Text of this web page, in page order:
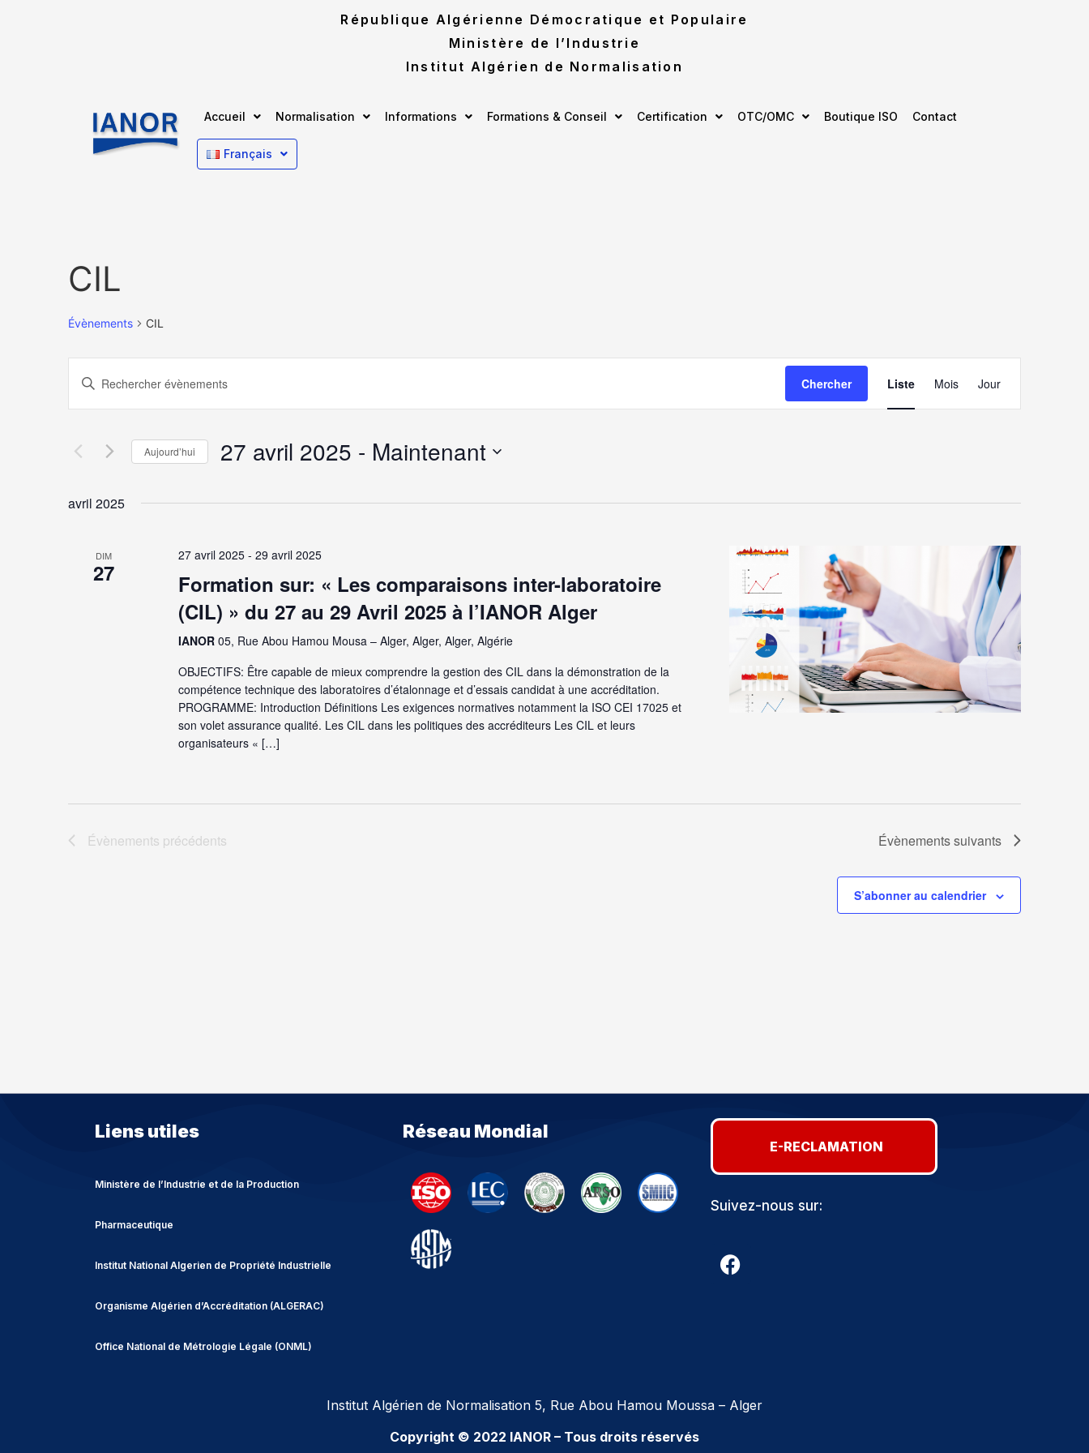
République Algérienne Démocratique et Populaire
Ministère de l’Industrie
Institut Algérien de Normalisation
Accueil Normalisation Informations Formations & Conseil Certification OTC/OMC Boutique ISO Contact
Français
CIL
Évènements CIL
Recherche
et
navigation
de
vues
Saisir
mot-
Rechercher
mot-
Chercher
de
Liste Mois Jour
Aujourd’hui 27 avril 2025 - Maintenant
date.
avril 2025
DIM
27
27 avril 2025- 29 avril 2025
Formation sur: « Les comparaisons inter-laboratoire
(CIL) » du 27 au 29 Avril 2025 à l’IANOR Alger
IANOR 05, Rue Abou Hamou Mousa – Alger, Alger, Alger, Algérie
OBJECTIFS: Être capable de mieux comprendre la gestion des CIL dans la démonstration de la
compétence technique des laboratoires d’étalonnage et d’essais candidat à une accréditation.
PROGRAMME: Introduction Définitions Les exigences normatives notamment la ISO CEI 17025 et
son volet assurance qualité. Les CIL dans les politiques des accréditeurs Les CIL et leurs
organisateurs « […]
Évènements précédents Évènementssuivants
S’abonner au calendrier
Liens utiles
Ministère de l’Industrie et de la Production
Pharmaceutique
Institut National Algerien de Propriété Industrielle
Organisme Algérien d’Accréditation (ALGERAC)
Office National de Métrologie Légale (ONML)
Réseau Mondial
E-RECLAMATION
Suivez-nous sur:
Institut Algérien de Normalisation 5, Rue Abou Hamou Moussa – Alger
Copyright © 2022 IANOR – Tous droits réservés